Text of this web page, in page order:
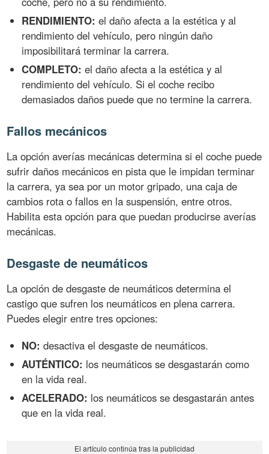
RENDIMIENTO: el daño afecta a la estética y al
rendimiento del vehículo, pero ningún daño
imposibilitará terminar la carrera.
COMPLETO: el daño afecta a la estética y al
rendimiento del vehículo. Si el coche recibo
demasiados daños puede que no termine la carrera.
Fallos mecánicos
La opción averías mecánicas determina si el coche puede
sufrir daños mecánicos en pista que le impidan terminar
la carrera, ya sea por un motor gripado, una caja de
cambios rota o fallos en la suspensión, entre otros.
Habilita esta opción para que puedan producirse averías
mecánicas.
Desgaste de neumáticos
La opción de desgaste de neumáticos determina el
castigo que sufren los neumáticos en plena carrera.
Puedes elegir entre tres opciones:
NO: desactiva el desgaste de neumáticos.
AUTÉNTICO: los neumáticos se desgastarán como
en la vida real.
ACELERADO: los neumáticos se desgastarán antes
que en la vida real.